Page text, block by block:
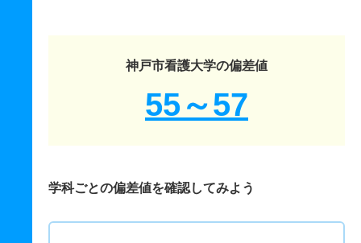
神戸市看護大学の偏差値
55～57
学科ごとの偏差値を確認してみよう